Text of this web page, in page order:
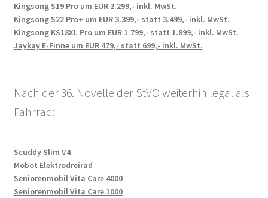
Kingsong S19 Pro um EUR 2.299,- inkl. MwSt.
Kingsong S22 Pro+ um EUR 3.399,- statt 3.499,- inkl. MwSt.
Kingsong KS18XL Pro um EUR 1.799,- statt 1.899,- inkl. MwSt.
Jaykay E-Finne um EUR 479,- statt 699,- inkl. MwSt.
Nach der 36. Novelle der StVO weiterhin legal als
Fahrrad:
Scuddy Slim V4
Mobot Elektrodreirad
Seniorenmobil Vita Care 4000
Seniorenmobil Vita Care 1000